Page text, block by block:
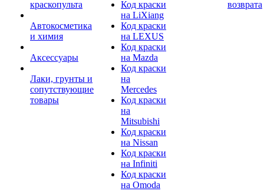
краскопульта
Автокосметика
и химия
Аксессуары
Лаки, грунты и
сопутствующие
товары
Код краски
на LiXiang
Код краски
на LEXUS
Код краски
на Mazda
Код краски
на
Mercedes
Код краски
на
Mitsubishi
Код краски
на Nissan
Код краски
на Infiniti
Код краски
на Omoda
возврата